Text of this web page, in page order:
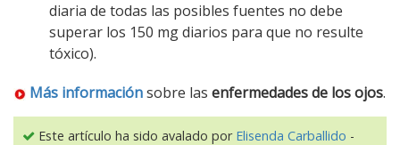
diaria de todas las posibles fuentes no debe
superar los 150 mg diarios para que no resulte
tóxico).
Más informaciónsobre las enfermedades de los ojos.
Este artículo ha sido avalado por Elisenda Carballido -